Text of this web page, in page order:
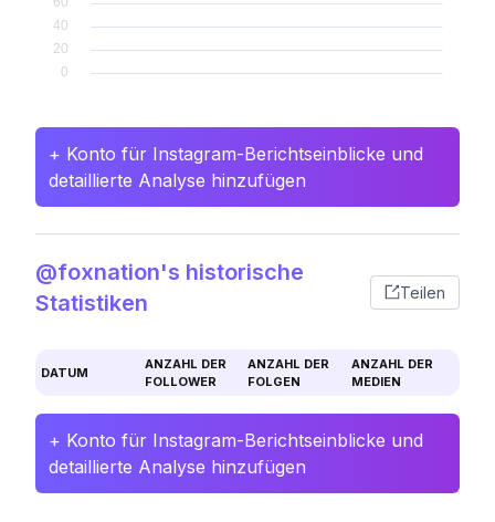
+ Konto für Instagram-Berichtseinblicke und
detaillierte Analyse hinzufügen
@foxnation's historische
Statistiken
Teilen
DATUM
ANZAHL DER
FOLLOWER
ANZAHL DER
FOLGEN
ANZAHL DER
MEDIEN
+ Konto für Instagram-Berichtseinblicke und
detaillierte Analyse hinzufügen